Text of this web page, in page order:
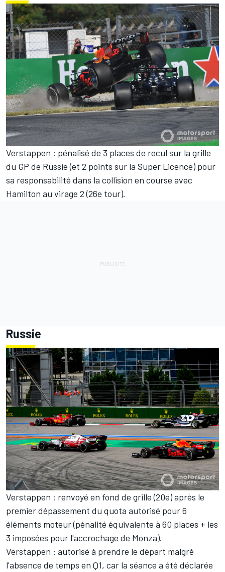
Verstappen : pénalisé de 3 places de recul sur la grille
du GP de Russie (et 2 points sur la Super Licence) pour
sa responsabilité dans la collision en course avec
Hamilton au virage 2 (26e tour).
Russie
Verstappen : renvoyé en fond de grille (20e) après le
premier dépassement du quota autorisé pour 6
éléments moteur (pénalité équivalente à 60 places + les
3 imposées pour l'accrochage de Monza).
Verstappen : autorisé à prendre le départ malgré
l'absence de temps en Q1, car la séance a été déclarée